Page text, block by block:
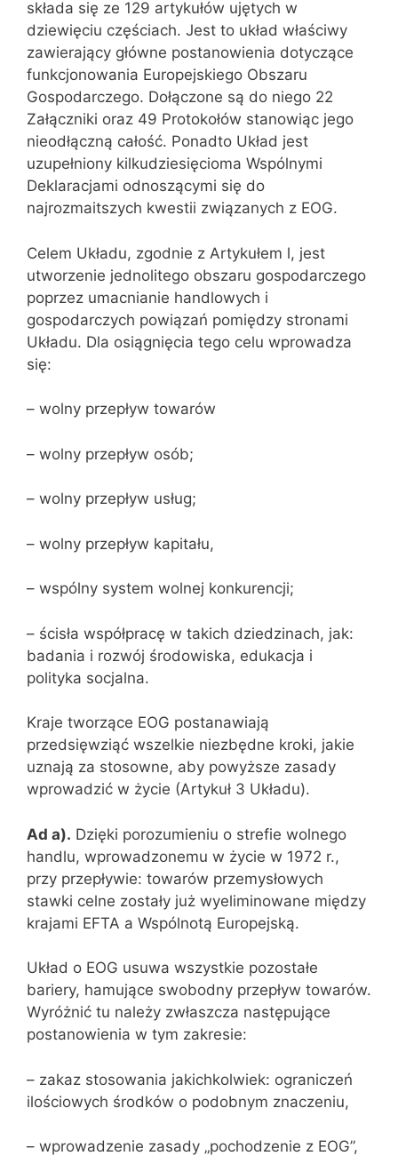
składa się ze 129 artykułów ujętych w
dziewięciu częściach. Jest to układ właściwy
zawierający główne postanowienia dotyczące
funkcjonowania Europejskiego Obszaru
Gospodarczego. Dołączone są do niego 22
Załączniki oraz 49 Protokołów stanowiąc jego
nieodłączną całość. Ponadto Układ jest
uzupełniony kilkudziesięcioma Wspólnymi
Deklaracjami odnoszącymi się do
najrozmaitszych kwestii związanych z EOG.
Celem Układu, zgodnie z Artykułem l, jest
utworzenie jednolitego obszaru gospodarczego
poprzez umacnianie handlowych i
gospodarczych powiązań pomiędzy stronami
Układu. Dla osiągnięcia tego celu wprowadza
się:
– wolny przepływ towarów
– wolny przepływ osób;
– wolny przepływ usług;
– wolny przepływ kapitału,
– wspólny system wolnej konkurencji;
– ścisła współpracę w takich dziedzinach, jak:
badania i rozwój środowiska, edukacja i
polityka socjalna.
Kraje tworzące EOG postanawiają
przedsięwziąć wszelkie niezbędne kroki, jakie
uznają za stosowne, aby powyższe zasady
wprowadzić w życie (Artykuł 3 Układu).
Ad a). Dzięki porozumieniu o strefie wolnego
handlu, wprowadzonemu w życie w 1972 r.,
przy przepływie: towarów przemysłowych
stawki celne zostały już wyeliminowane między
krajami EFTA a Wspólnotą Europejską.
Układ o EOG usuwa wszystkie pozostałe
bariery, hamujące swobodny przepływ towarów.
Wyróżnić tu należy zwłaszcza następujące
postanowienia w tym zakresie:
– zakaz stosowania jakichkolwiek: ograniczeń
ilościowych środków o podobnym znaczeniu,
– wprowadzenie zasady „pochodzenie z EOG”,